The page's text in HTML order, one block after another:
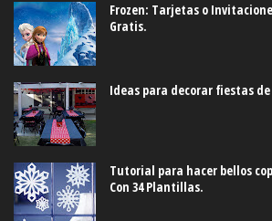
Frozen: Tarjetas o
Gratis.
Ideas para decorar fiestas
Tutorial para hacer bellos
Con 34 Plantillas.